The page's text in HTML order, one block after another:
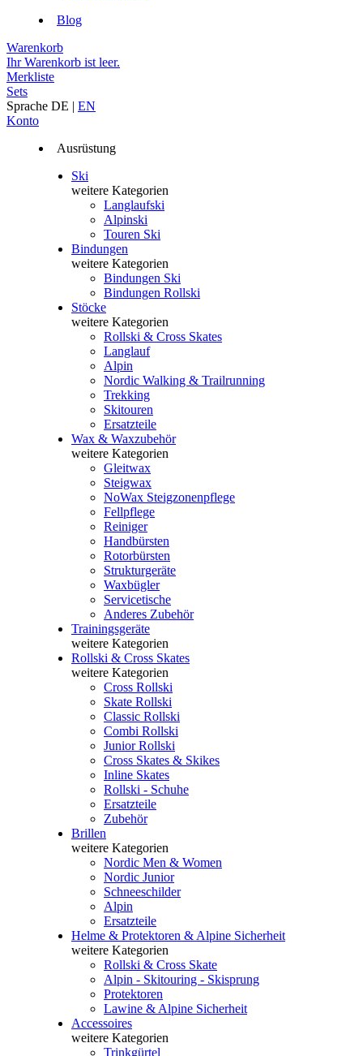
Blog
Warenkorb
Ihr Warenkorb ist leer.
Merkliste
Sets
Sprache DE | EN
Konto
Ausrüstung
Ski
weitere Kategorien
Langlaufski
Alpinski
Touren Ski
Bindungen
weitere Kategorien
Bindungen Ski
Bindungen Rollski
Stöcke
weitere Kategorien
Rollski & Cross Skates
Langlauf
Alpin
Nordic Walking & Trailrunning
Trekking
Skitouren
Ersatzteile
Wax & Waxzubehör
weitere Kategorien
Gleitwax
Steigwax
NoWax Steigzonenpflege
Fellpflege
Reiniger
Handbürsten
Rotorbürsten
Strukturgeräte
Waxbügler
Servicetische
Anderes Zubehör
Trainingsgeräte
weitere Kategorien
Rollski & Cross Skates
weitere Kategorien
Cross Rollski
Skate Rollski
Classic Rollski
Combi Rollski
Junior Rollski
Cross Skates & Skikes
Inline Skates
Rollski - Schuhe
Ersatzteile
Zubehör
Brillen
weitere Kategorien
Nordic Men & Women
Nordic Junior
Schneeschilder
Alpin
Ersatzteile
Helme & Protektoren & Alpine Sicherheit
weitere Kategorien
Rollski & Cross Skate
Alpin - Skitouring - Skisprung
Protektoren
Lawine & Alpine Sicherheit
Accessoires
weitere Kategorien
Trinkgürtel